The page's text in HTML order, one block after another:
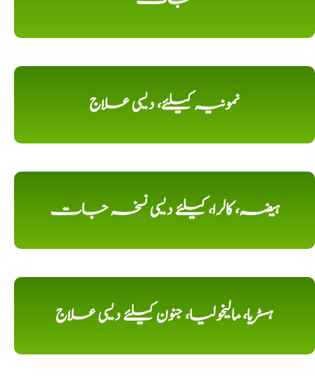
نمونیہ کیلئے، دیسی علاج
ہیضہ، کالرا، کیلئے دیسی نسخہ جات
ہسٹریا، مالیخولیا، جنون کیلئے دیسی علاج